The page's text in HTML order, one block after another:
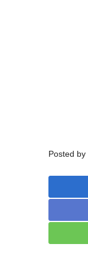
Posted by